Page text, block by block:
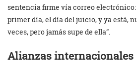
sentencia firme vía correo electrónico:
primer día, el día del juicio, y ya está,
veces, pero jamás supe de ella”.
Alianzas internacionales